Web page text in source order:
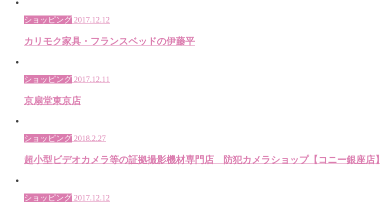
ショッピング 2017.12.12
カリモク家具・フランスベッドの伊藤平
ショッピング 2017.12.11
京扇堂東京店
ショッピング 2018.2.27
超小型ビデオカメラ等の証拠撮影機材専門店 防犯カメラショップ【コニー銀座店】
ショッピング 2017.12.12